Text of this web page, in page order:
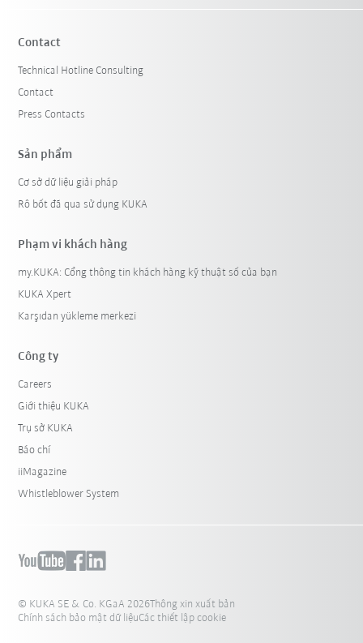
Contact
Technical Hotline Consulting
Contact
Press Contacts
Sản phẩm
Cơ sở dữ liệu giải pháp
Rô bốt đã qua sử dụng KUKA
Phạm vi khách hàng
my.KUKA: Cổng thông tin khách hàng kỹ thuật số của bạn
KUKA Xpert
Karşıdan yükleme merkezi
Công ty
Careers
Giới thiệu KUKA
Trụ sở KUKA
Báo chí
iiMagazine
Whistleblower System
© KUKA SE & Co. KGaA 2026Thông xin xuất bản
Chính sách bảo mật dữ liệuCác thiết lập cookie